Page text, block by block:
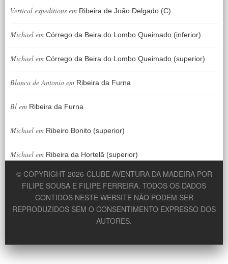
Vertical expeditions em Ribeira de João Delgado (C)
Michael em Córrego da Beira do Lombo Queimado (inferior)
Michael em Córrego da Beira do Lombo Queimado (superior)
Blanca de Antonio em Ribeira da Furna
Bl em Ribeira da Furna
Michael em Ribeiro Bonito (superior)
Michael em Ribeira da Hortelã (superior)
© COPYRIGHT 2026 CLUBE AVENTURA DA MADEIRA POR
FILIPE SOUSA E FILIPE FERREIRA. TODOS OS DADOS
CONTIDOS NESTE WEBSITE NÃO PODEM SER
REPRODUZIDOS SEM O CONSENTIMENTO EXPRESSO DOS
AUTORES.